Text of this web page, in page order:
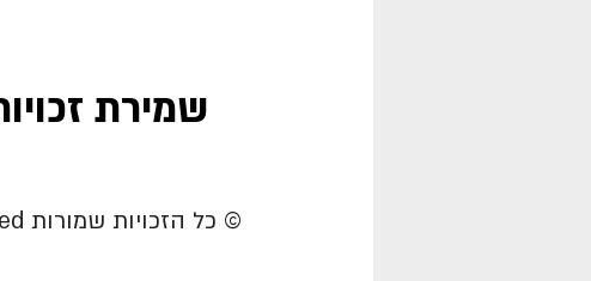
שמירת
© כל הזכויות שמורות All Rights Reserved לעו"ד ראובן גוברין